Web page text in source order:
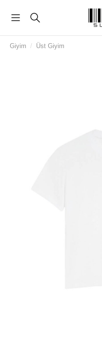
Giyim / Üst Giyim